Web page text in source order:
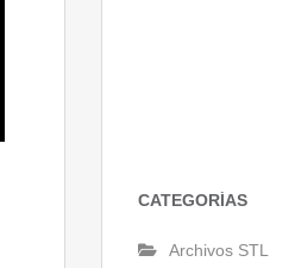
CATEGORÍAS
Archivos STL